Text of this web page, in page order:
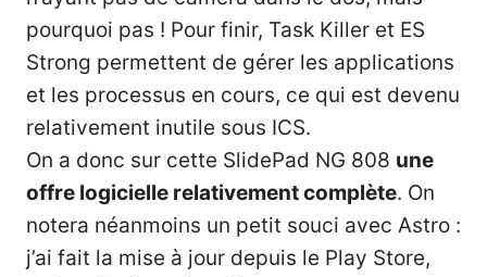
pourquoi pas ! Pour finir, Task Killer et ES
Strong permettent de gérer les applications
et les processus en cours, ce qui est devenu
relativement inutile sous ICS.
On a donc sur cette SlidePad NG 808 une
offre logicielle relativement complète. On
notera néanmoins un petit souci avec Astro :
j’ai fait la mise à jour depuis le Play Store,